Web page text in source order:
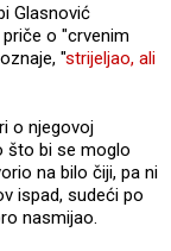
Glasnović
o "crvenim
"strijeljao, ali
o njegovoj
što bi se moglo
na bilo čiji, pa ni
ispad, sudeći po
nasmijao.